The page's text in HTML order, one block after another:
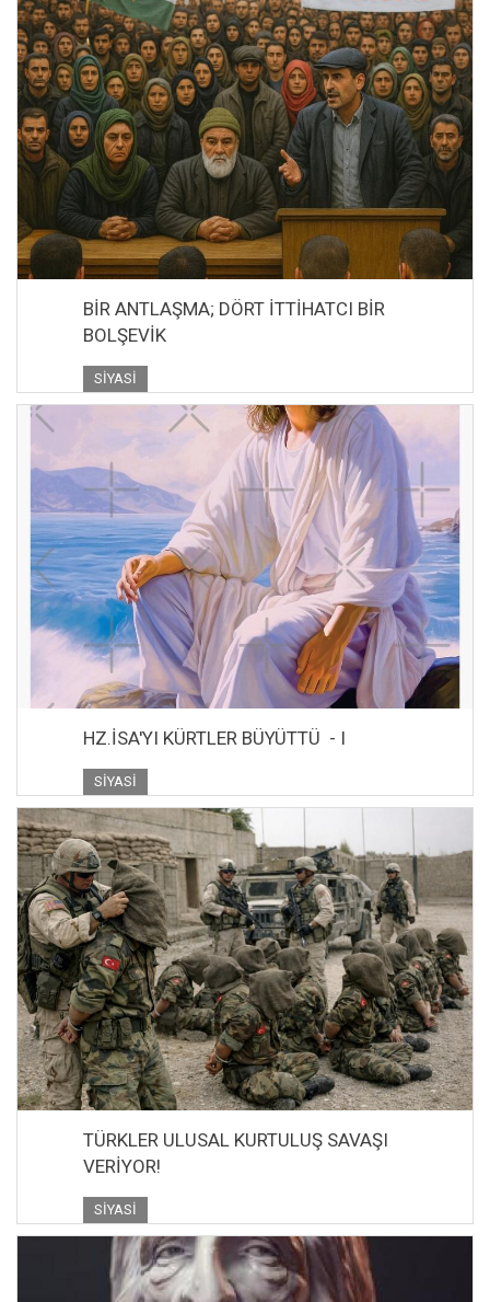
BİR ANTLAŞMA; DÖRT İTTİHATCI BİR
BOLŞEVİK
SIYASI
HZ.İSA'YI KÜRTLER BÜYÜTTÜ - I
SIYASI
TÜRKLER ULUSAL KURTULUŞ SAVAŞI
VERİYOR!
SIYASI